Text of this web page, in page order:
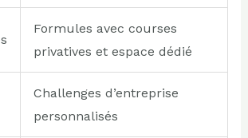
Formules avec courses
privatives et espace dédié
Challenges d’entreprise
personnalisés